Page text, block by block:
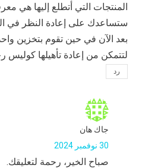
المنتجات التي أتطلع إليها هي
ستساعدك على إعادة النظر في
بعد الآن في حين تقوم بتخزين
لتتمكن من إعادة تأهيلها كوليس
رد
جاك هان
30 نوفمبر 2024
صباح الخير، رحمة لتعليقك.